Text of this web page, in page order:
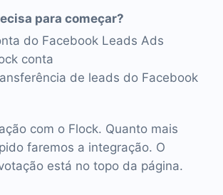
para começar?
do Facebook Leads Ads
conta
de leads do Facebook
com o Flock. Quanto mais
faremos a integração. O
está no topo da página.